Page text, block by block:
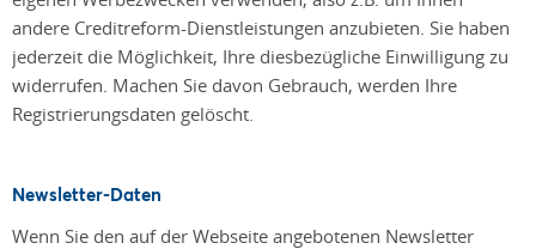
andere Creditreform-Dienstleistungen anzubieten. Sie haben
jederzeit die Möglichkeit, Ihre diesbezügliche Einwilligung zu
widerrufen. Machen Sie davon Gebrauch, werden Ihre
Registrierungsdaten gelöscht.
Newsletter-Daten
Wenn Sie den auf der Webseite angebotenen Newsletter